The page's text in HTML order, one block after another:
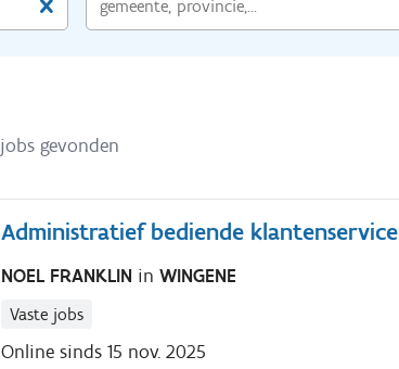
jobs gevonden
Administratief bediende klantenservice
NOEL FRANKLIN inWINGENE
Vaste jobs
Online sinds 15 nov. 2025